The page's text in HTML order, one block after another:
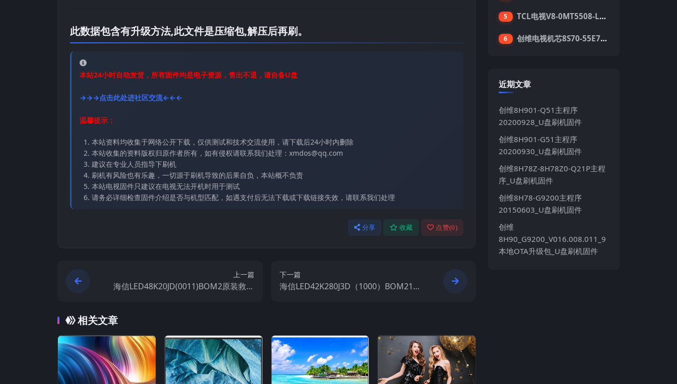
此数据包含有升级方法,此文件是压缩包,解压后再刷。
本站24小时自动发货，所有固件均是电子资源，售出不退，请自备U盘
→→→点击此处进社区交流←←←
温馨提示：
本站资料均收集于网络公开下载，仅供测试和技术交流使用，请下载后24小时内删除
本站收集的资料版权归原作者所有，如有侵权请联系我们处理：xmdos@qq.com
建议在专业人员指导下刷机
刷机有风险也有乐趣，一切源于刷机导致的后果自负，本站概不负责
本站电视固件只建议在电视无法开机时用于测试
请务必详细检查固件介绍是否与机型匹配，如遇支付后无法下载或下载链接失效，请联系我们处理
分享 收藏 点赞(0)
上一篇
海信LED48K20JD(0011)BOM2原装救砖
下一篇
海信LED42K280J3D（1000）BOM21原
相关文章
5 TCL电视V8-0MT5508-LF1V362版本强刷电视固件包下载
6 创维电视机芯8S70-55E710S系列酷开5.05刷机固件
近期文章
创维8H901-Q51主程序
20200928_U盘刷机固件
创维8H901-G51主程序
20200930_U盘刷机固件
创维8H78Z-8H78Z0-Q21P主程
序_U盘刷机固件
创维8H78-G9200主程序
20150603_U盘刷机固件
创维
8H90_G9200_V016.008.011_9
本地OTA升级包_U盘刷机固件